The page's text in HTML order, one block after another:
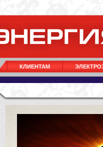
КЛИЕНТАМ